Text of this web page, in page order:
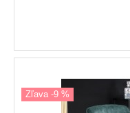
Zľava -9 %